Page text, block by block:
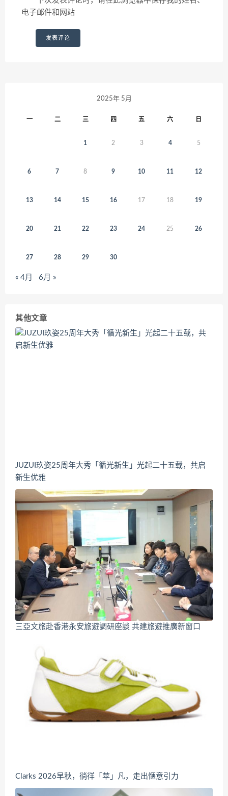
电子邮件和网站
2025年 5月
一 二 三 四 五 六 日
1 2 3 4 5
6 7 8 9 10 11 12
13 14 15 16 17 18 19
20 21 22 23 24 25 26
27 28 29 30
« 4月 6月 »
其他文章
JUZUI玖姿25周年大秀「循光新生」光起二十五载，共启
新生优雅
三亞文旅赴香港永安旅遊調研座談 共建旅遊推廣新窗口
Clarks 2026早秋，徜徉「苹」凡，走出惬意引力